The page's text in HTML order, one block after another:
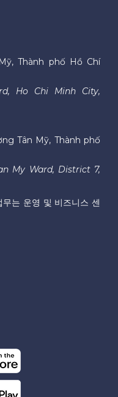
Thành phố Hồ Chí
Ho Chi Minh City,
Tân Mỹ, Thành phố
My Ward, District 7,
는 운영 및 비즈니스 센